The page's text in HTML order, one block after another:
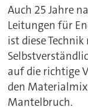
Auch 25 Jahre
Leitungen für
ist diese
auf die richtige
den
Mantelbruch.